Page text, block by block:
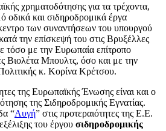
χρηματοδότησης για τα τρέχοντα,
οδικά και σιδηροδρομικά έργα
των συναντήσεων του υπουργού
την επίσκεψή του στις Βρυξέλλες
τόσο με την Ευρωπαία επίτροπο
Βιολέτα Μπουλτς, όσο και με την
κ. Κορίνα Κρέτσου.
της Ευρωπαϊκής Ένωσης είναι και ο
της Σιδηροδρομικής Εγνατίας.
“Αυγή” στις προτεραιότητες της Ε.Ε.
του έργου σιδηροδρομικής